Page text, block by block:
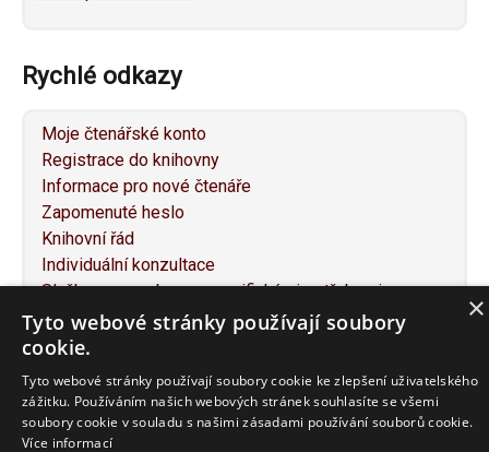
Rychlé odkazy
Moje čtenářské konto
Registrace do knihovny
Informace pro nové čtenáře
Zapomenuté heslo
Knihovní řád
Individuální konzultace
Služby pro osoby se specifickými potřebami
Návrh na nákup knihy
Napište nám
Prohlášení o přístupnosti
×
Tyto webové stránky používají soubory
cookie.
Tyto webové stránky používají soubory cookie ke zlepšení uživatelského
zážitku. Používáním našich webových stránek souhlasíte se všemi
soubory cookie v souladu s našimi zásadami používání souborů cookie.
Více informací